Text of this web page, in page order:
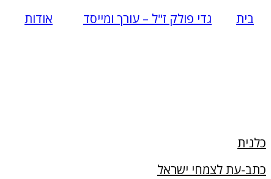
Skip
בית גדי פולק ז"ל – עורך ומייסד אודות
כלנית
כתב-עת לצמחי ישראל